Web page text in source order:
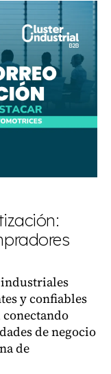
y confiables
de negocio
de